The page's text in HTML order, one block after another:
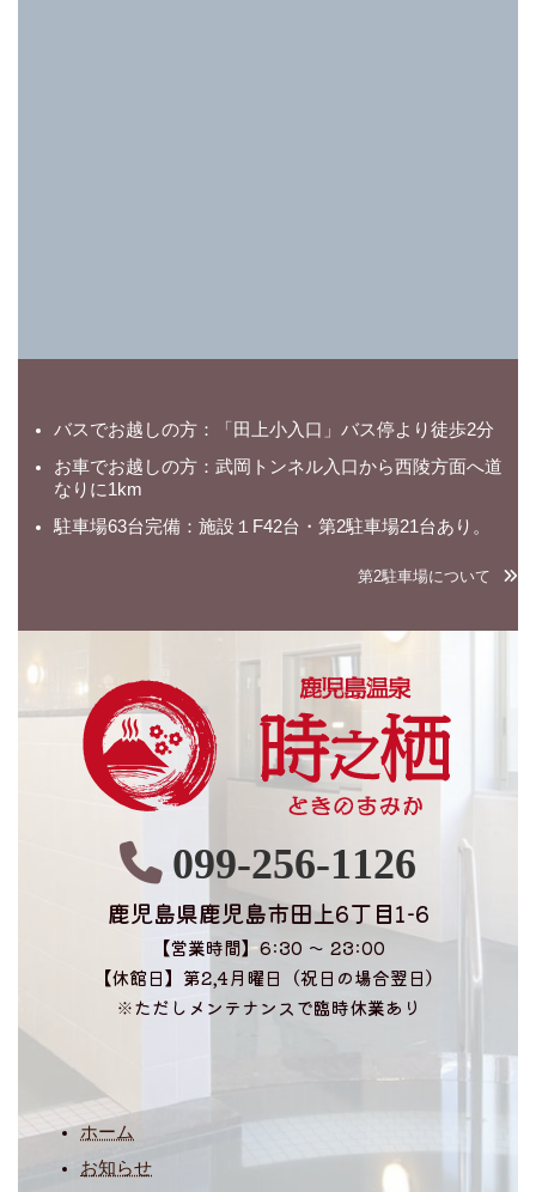
バスでお越しの方：「田上小入口」バス停より徒歩2分
お車でお越しの方：武岡トンネル入口から西陵方面へ道
なりに1km
駐車場63台完備：施設１F42台・第2駐車場21台あり。
第2駐車場について
099-256-1126
鹿児島県鹿児島市田上6丁目1-6
【営業時間】6:30 〜 23:00
【休館日】第2,4月曜日（祝日の場合翌日）
※ただしメンテナンスで臨時休業あり
ホーム
お知らせ